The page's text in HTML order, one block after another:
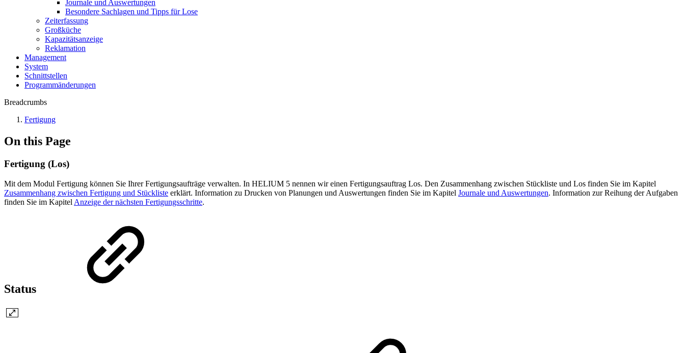
Journale und Auswertungen
Besondere Sachlagen und Tipps für Lose
Zeiterfassung
Großküche
Kapazitätsanzeige
Reklamation
Management
System
Schnittstellen
Programmänderungen
Breadcrumbs
Fertigung
On this Page
Fertigung (Los)
Mit dem Modul Fertigung können Sie Ihrer Fertigungsaufträge verwalten. In HELIUM 5 nennen wir einen Fertigungsauftrag Los. Den Zusammenhang zwischen Stückliste und Los finden Sie im Kapitel
Zusammenhang zwischen Fertigung und Stückliste erklärt. Information zu Drucken von Planungen und Auswertungen finden Sie im Kapitel Journale und Auswertungen. Information zur Reihung der Aufgaben
finden Sie im Kapitel Anzeige der nächsten Fertigungsschritte.
Status